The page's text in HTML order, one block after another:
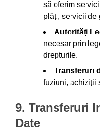
să oferim
plăți, servicii de
Autorități
necesar prin
drepturile.
Transferuri
fuziuni, achiziții
9. Transferuri
Date